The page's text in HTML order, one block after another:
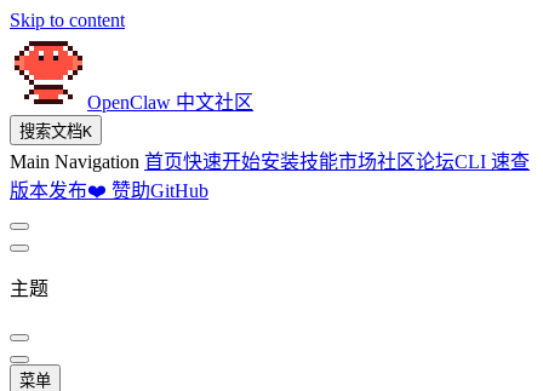
Skip to content
OpenClaw 中文社区
搜索文档K
Main Navigation 首页快速开始安装技能市场社区论坛CLI 速查
版本发布❤️ 赞助GitHub
主题
菜单